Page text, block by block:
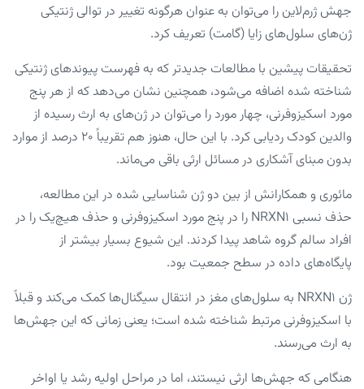
جهش ژرم‌لاین را می‌توان به عنوان هرگونه تغییر در توالی ژنتیکی
ژن‌های سلول‌های زایا (گامت) تعریف کرد.
تحقیقات پیشین با مطالعات جدیدتر که به فهرست پیوندهای ژنتیکی
شناخته شده اضافه می‌شود، همچنین نشان می‌دهد که از هر پنج
مورد اسکیزوفرنی، چهار مورد را می‌توان در ژن‌های به ارث رسیده از
والدین کودک ردیابی کرد. با این حال، هنوز هم تقریباً ۲۰ درصد از موارد
بدون مبنای آشکاری در مسائل ارثی باقی می‌ماند.
مائوری و همکارانش از بین دو ژن شناسایی شده در این مطالعه،
حذف نسبی NRXN۱ را در پنج مورد اسکیزوفرنی و حذف هیچ‌یک را در
افراد سالم گروه شاهد پیدا کردند. این شیوع بسیار بیشتر از
پایگاه‌های داده در سطح جمعیت بود.
ژن NRXN۱ به سلول‌های مغز در انتقال سیگنال‌ها کمک می‌کند و قبلاً
با اسکیزوفرنی مرتبط شناخته شده است؛ یعنی زمانی که این جهش‌ها
به ارث می‌رسند.
هنگامی که جهش‌ها ارثی نیستند، اما در مراحل اولیه رشد یا اواخر